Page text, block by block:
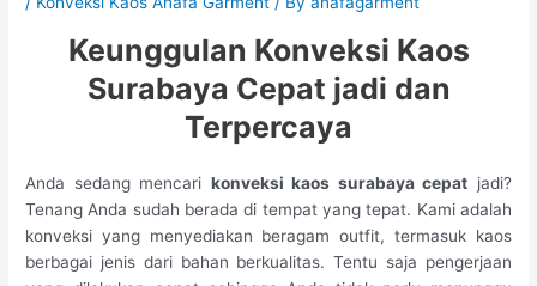
Keunggulan Konveksi Kaos
Surabaya Cepat jadi dan
Terpercaya
Anda sedang mencari konveksi kaos surabaya cepat jadi?
Tenang Anda sudah berada di tempat yang tepat. Kami adalah
konveksi yang menyediakan beragam outfit, termasuk kaos
berbagai jenis dari bahan berkualitas. Tentu saja pengerjaan